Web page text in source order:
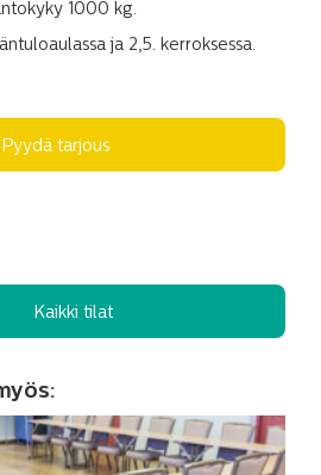
1000 kg.
ja 2,5. kerroksessa.
Pyydä tarjous
Kaikki tilat